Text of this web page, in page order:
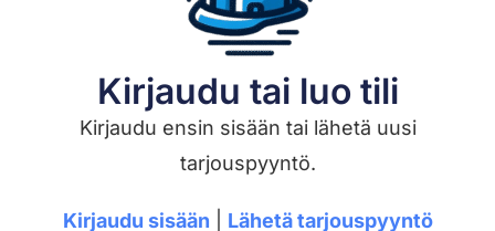
Kirjaudu tai luo tili
Kirjaudu ensin sisään tai lähetä uusi
tarjouspyyntö.
Kirjaudu sisään Lähetä tarjouspyyntö